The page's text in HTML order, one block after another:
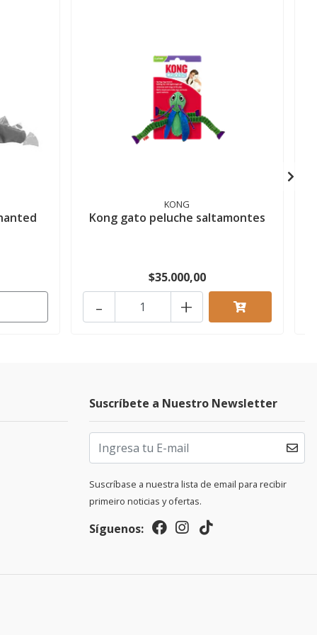
KONG
Kong gato peluche saltamontes
$35.000,00
- +
Suscríbete a Nuestro Newsletter
Suscríbase a nuestra lista de email para recibir
primeiro noticias y ofertas.
Síguenos: